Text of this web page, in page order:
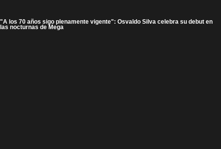
"A los 70 años sigo plenamente vigente": Osvaldo Silva celebra su debut en
las nocturnas de Mega